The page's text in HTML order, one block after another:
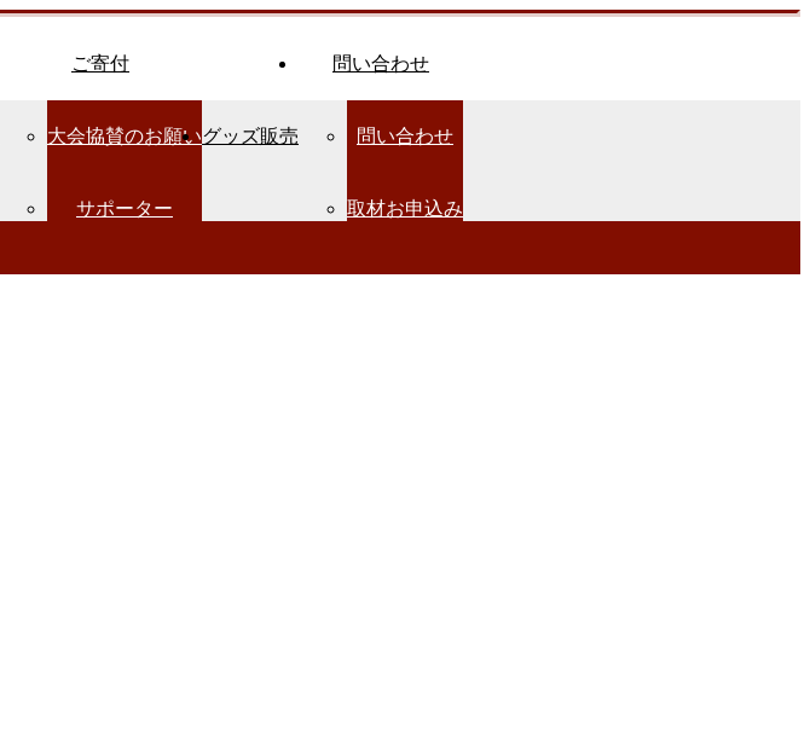
ご寄付
大会協賛のお願い
サポーター
グッズ販売
問い合わせ
問い合わせ
取材お申込み